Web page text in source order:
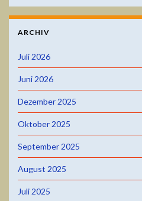
ARCHIV
Juli 2026
Juni 2026
Dezember 2025
Oktober 2025
September 2025
August 2025
Juli 2025